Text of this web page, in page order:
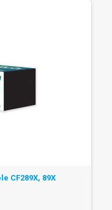
CF289X, 89X